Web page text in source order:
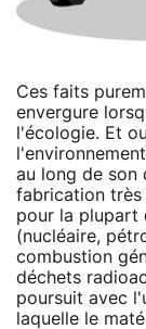
Ces faits
envergure
l'écologie. Et
au long de son
fabrication très
pour la plupart
(nucléaire,
combustion
déchets
poursuit avec
laquelle le